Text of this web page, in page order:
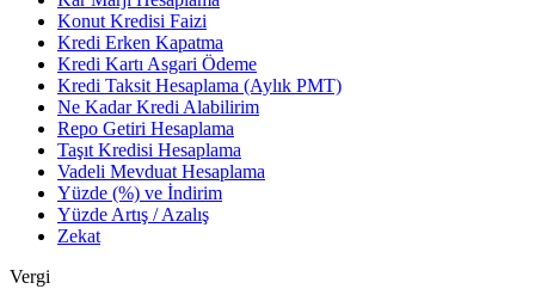
Konut Kredisi Faizi
Kredi Erken Kapatma
Kredi Kartı Asgari Ödeme
Kredi Taksit Hesaplama (Aylık PMT)
Ne Kadar Kredi Alabilirim
Repo Getiri Hesaplama
Taşıt Kredisi Hesaplama
Vadeli Mevduat Hesaplama
Yüzde (%) ve İndirim
Yüzde Artış / Azalış
Zekat
Vergi